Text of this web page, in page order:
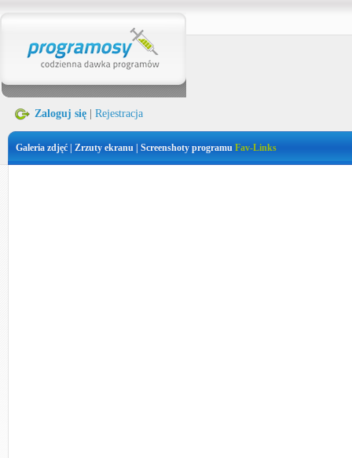
Zaloguj się Rejestracja
Galeria zdjęć | Zrzuty ekranu | Screenshoty programu Fav-Links